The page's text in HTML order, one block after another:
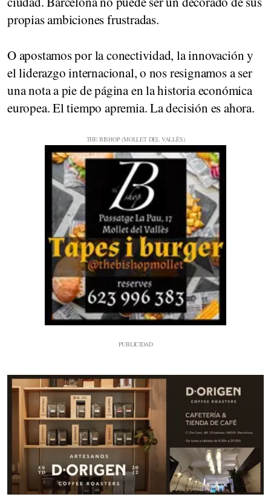
propias ambiciones frustradas.
O apostamos por la conectividad, la innovación y
el liderazgo internacional, o nos resignamos a ser
una nota a pie de página en la historia económica
europea. El tiempo apremia. La decisión es ahora.